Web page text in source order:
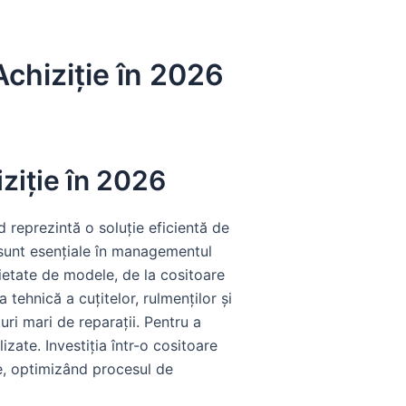
în 2026
în 2026
reprezintă o soluție eficientă de
esențiale în managementul
de modele, de la cositoare
tehnică a cuțitelor, rulmenților și
mari de reparații. Pentru a
Investiția într-o cositoare
optimizând procesul de